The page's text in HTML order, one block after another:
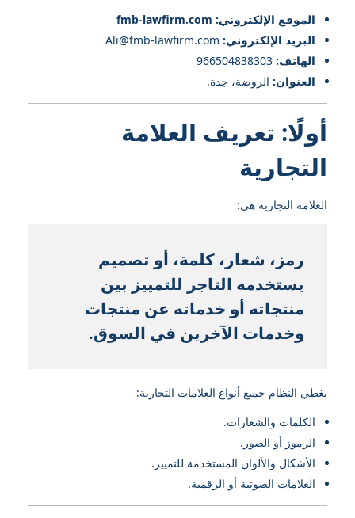
الموقع الإلكتروني: fmb-lawfirm.com
البريد الإلكتروني: Ali@fmb-lawfirm.com
الهاتف: 966504838303
العنوان: الروضة، جدة.
أولًا: تعريف العلامة
التجارية
العلامة التجارية هي:
رمز، شعار، كلمة، أو تصميم
يستخدمه التاجر للتمييز بين
منتجاته أو خدماته عن منتجات
وخدمات الآخرين في السوق.
يغطي النظام جميع أنواع العلامات التجارية:
الكلمات والشعارات.
الرموز أو الصور.
الأشكال والألوان المستخدمة للتمييز.
العلامات الصوتية أو الرقمية.